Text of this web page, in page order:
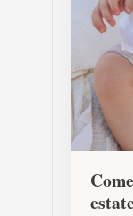
estate